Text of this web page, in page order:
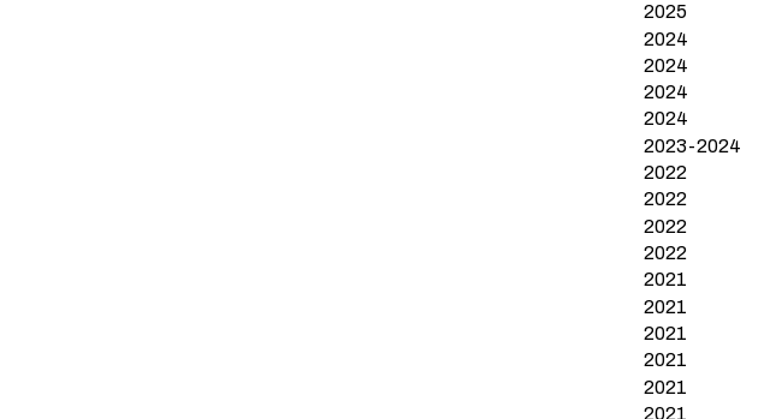
2025
2024
2024
2024
2024
2023-2024
2022
2022
2022
2022
2021
2021
2021
2021
2021
2021